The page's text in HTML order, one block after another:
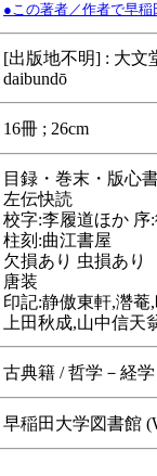
●この著者／作者で早稲
[出版地不明] : 大文
daibundō
16冊 ; 26cm
目録・巻末・版心
左伝快読
校字:李履道ほか 序
柱刻:曲江書屋
欠損あり 虫損あり
唐装
印記:静傲東軒,濳
上田秋成,山中信天
古典籍 / 哲学－経学
早稲田大学図書館